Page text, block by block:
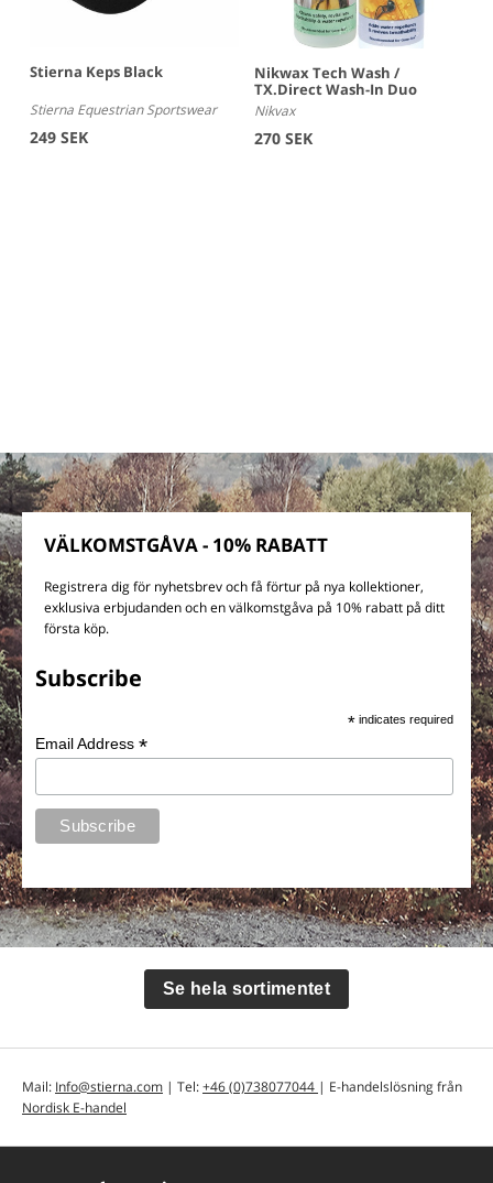
Stierna Keps Black
Stierna Equestrian Sportswear
249 SEK
Nikwax Tech Wash /
TX.Direct Wash-In Duo
Nikvax
270 SEK
VÄLKOMSTGÅVA - 10% RABATT
Registrera dig för nyhetsbrev och få förtur på nya kollektioner,
exklusiva erbjudanden och en välkomstgåva på 10% rabatt på ditt
första köp.
Subscribe
* indicates required
Email Address*
Se hela sortimentet
Mail: Info@stierna.com | Tel:+46 (0)738077044 | E-handelslösning från
Nordisk E-handel